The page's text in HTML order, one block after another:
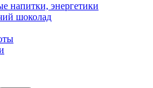
напитки, энергетики
шоколад